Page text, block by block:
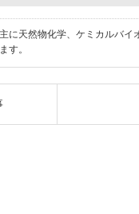
に天然物化学、ケミカルバイ
す。